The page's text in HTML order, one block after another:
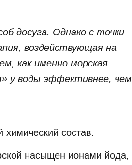
досуга. Однако с точки
воздействующая на
как именно морская
у воды эффективнее, чем
состав.
насыщен ионами йода,